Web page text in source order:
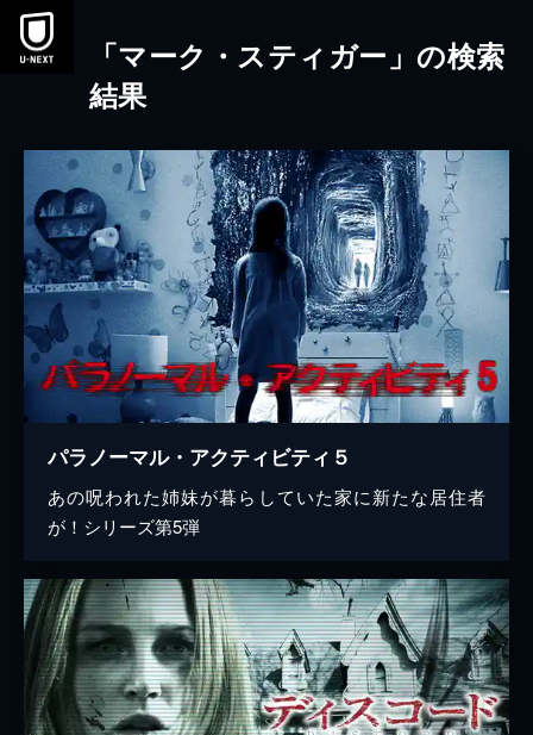
本文へスキップ
「マーク・スティガー」の検索
結果
パラノーマル・アクティビティ５
あの呪われた姉妹が暮らしていた家に新たな居住者
が！シリーズ第5弾